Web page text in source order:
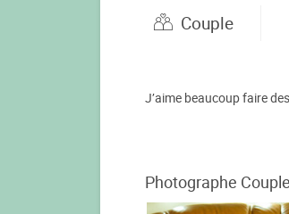
Couple
J’aime beaucoup faire
Photographe